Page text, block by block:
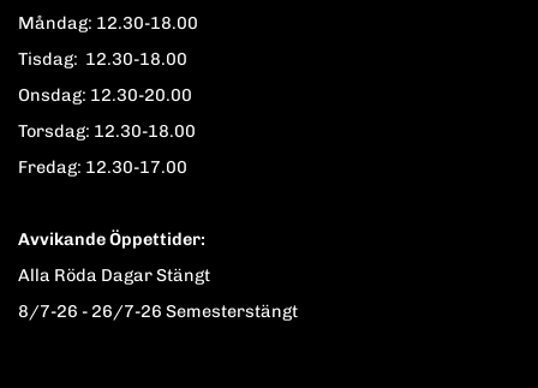
Måndag: 12.30-18.00
Tisdag: 12.30-18.00
Onsdag: 12.30-20.00
Torsdag: 12.30-18.00
Fredag: 12.30-17.00
Avvikande Öppettider:
Alla Röda Dagar Stängt
8/7-26 - 26/7-26 Semesterstängt